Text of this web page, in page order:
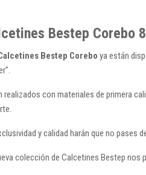
Bestep Corebo
Bestep Corebo ya están
realizados con materiales de primera
y calidad harán que no pases
colección de Calcetines Bestep nos